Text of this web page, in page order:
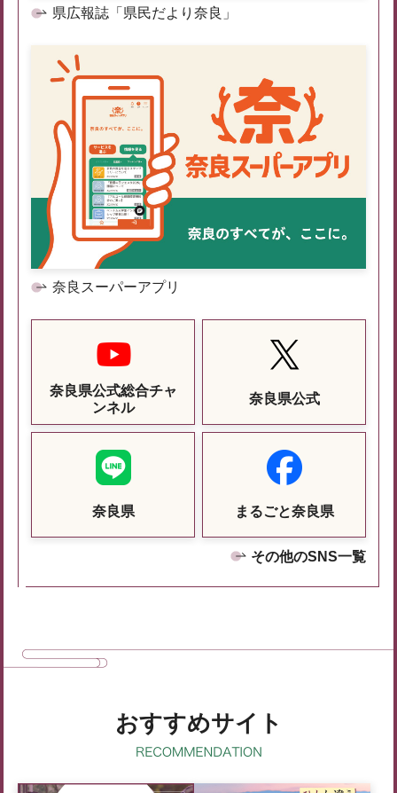
県広報誌「県民だより奈良」
奈良スーパーアプリ
奈良県公式総合チャ
ンネル
奈良県公式
奈良県 まるごと奈良県
その他のSNS一覧
おすすめサイト